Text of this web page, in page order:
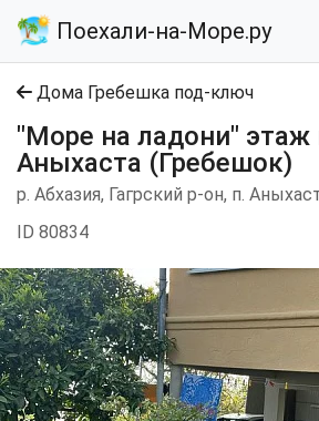
Поехали-на-Море.ру
Дома Гребешка под-ключ
"Море на ладони"
Аныхаста (Гребешок)
р. Абхазия, Гагрский р-он, п.
ID 80834